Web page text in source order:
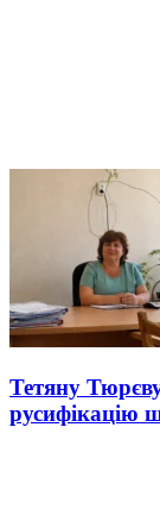
Тетяну
русифікацію